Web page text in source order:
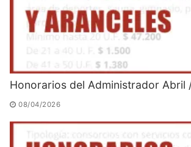
Honorarios del Administrador Abril
08/04/2026